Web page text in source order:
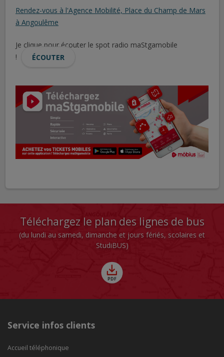
Rendez-vous à l'Agence Mobilité, Place du Champ de Mars
à Angoulême
Je clique pour écouter le spot radio maStgamobile
!
ÉCOUTER
Téléchargez le plan des lignes de bus
(du lundi au samedi, dimanche et jours fériés, scolaires et
StudiBUS)
Service infos clients
Accueil téléphonique